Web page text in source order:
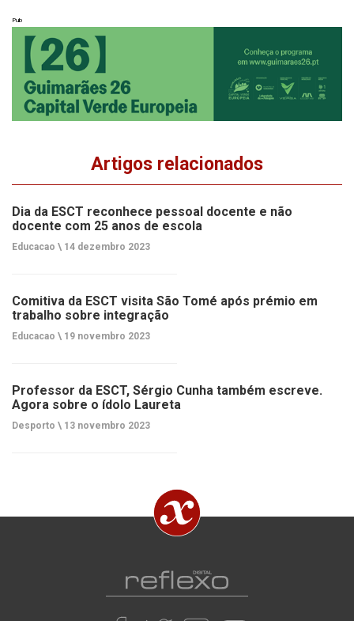
Pub
Artigos relacionados
Dia da ESCT reconhece pessoal docente e não
docente com 25 anos de escola
Educacao \ 14 dezembro 2023
Comitiva da ESCT visita São Tomé após prémio em
trabalho sobre integração
Educacao \ 19 novembro 2023
Professor da ESCT, Sérgio Cunha também escreve.
Agora sobre o ídolo Laureta
Desporto \ 13 novembro 2023